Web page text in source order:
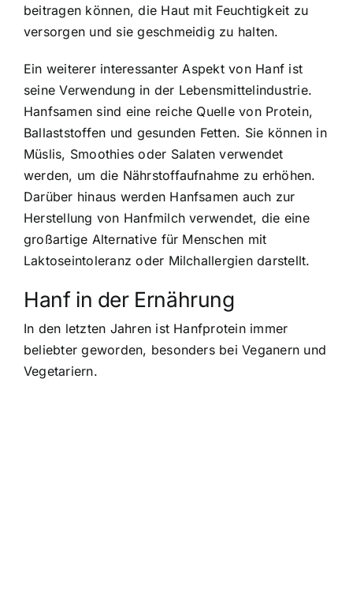
beitragen können, die Haut mit Feuchtigkeit zu
versorgen und sie geschmeidig zu halten.
Ein weiterer interessanter Aspekt von Hanf ist
seine Verwendung in der Lebensmittelindustrie.
Hanfsamen sind eine reiche Quelle von Protein,
Ballaststoffen und gesunden Fetten. Sie können in
Müslis, Smoothies oder Salaten verwendet
werden, um die Nährstoffaufnahme zu erhöhen.
Darüber hinaus werden Hanfsamen auch zur
Herstellung von Hanfmilch verwendet, die eine
großartige Alternative für Menschen mit
Laktoseintoleranz oder Milchallergien darstellt.
Hanf in der Ernährung
In den letzten Jahren ist Hanfprotein immer
beliebter geworden, besonders bei Veganern und
Vegetariern.